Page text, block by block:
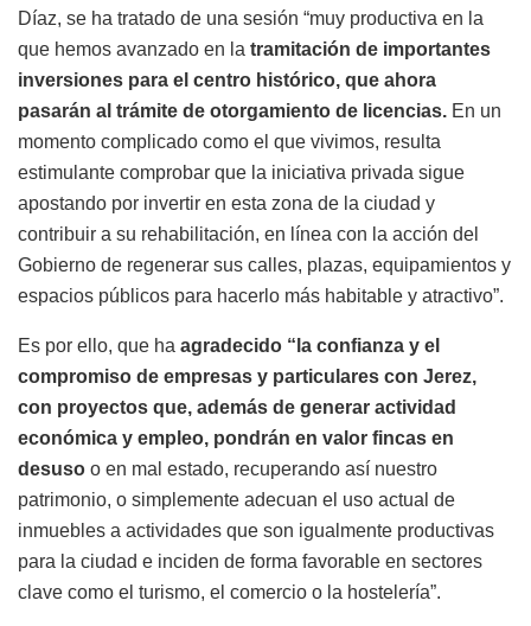
Díaz, se ha tratado de una sesión “muy productiva en la
que hemos avanzado en la tramitación de importantes
inversiones para el centro histórico, que ahora
pasarán al trámite de otorgamiento de licencias. En un
momento complicado como el que vivimos, resulta
estimulante comprobar que la iniciativa privada sigue
apostando por invertir en esta zona de la ciudad y
contribuir a su rehabilitación, en línea con la acción del
Gobierno de regenerar sus calles, plazas, equipamientos y
espacios públicos para hacerlo más habitable y atractivo”.
Es por ello, que ha agradecido “la confianza y el
compromiso de empresas y particulares con Jerez,
con proyectos que, además de generar actividad
económica y empleo, pondrán en valor fincas en
desuso o en mal estado, recuperando así nuestro
patrimonio, o simplemente adecuan el uso actual de
inmuebles a actividades que son igualmente productivas
para la ciudad e inciden de forma favorable en sectores
clave como el turismo, el comercio o la hostelería”.